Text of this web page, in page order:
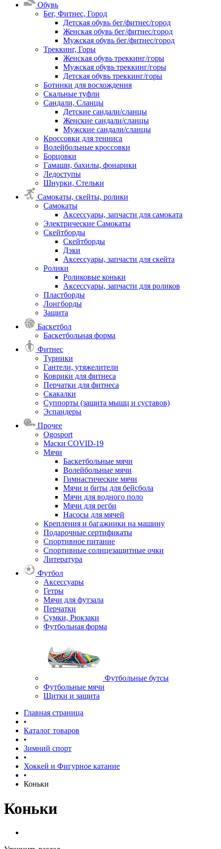
Обувь
Бег, Фитнес, Город
Детская обувь бег/фитнес/город
Женская обувь бег/фитнес/город
Мужская обувь бег/фитнес/город
Треккинг, Горы
Женская обувь треккинг/горы
Мужская обувь треккинг/горы
Детская обувь треккинг/горы
Ботинки для восхождения
Скальные туфли
Сандали, Сланцы
Детские сандали/сланцы
Женские сандали/сланцы
Мужские сандали/сланцы
Кроссовки для тенниса
Волейбольные кроссовки
Борцовки
Гамаши, бахилы, фонарики
Ледоступы
Шнурки, Стельки
Самокаты, скейты, ролики
Самокаты
Аксессуары, запчасти для самоката
Электрические Самокаты
Скейтборды
Скейтборды
Дэки
Аксессуары, запчасти для скейта
Ролики
Роликовые коньки
Аксессуары, запчасти для роликов
Пластборды
Лонгборды
Защита
Баскетбол
Баскетбольная форма
Фитнес
Турники
Гантели, утяжелители
Коврики для фитнеса
Перчатки для фитнеса
Скакалки
Суппорты (защита мышц и суставов)
Эспандеры
Прочее
Ogosport
Маски COVID-19
Мячи
Баскетбольные мячи
Волейбольные мячи
Гимнастические мячи
Мячи и биты для бейсбола
Мячи для водного поло
Мячи для регби
Насосы для мячей
Крепления и багажники на машину
Подарочные сертификаты
Спортивное питание
Спортивные солнцезащитные очки
Литература
Футбол
Аксессуары
Гетры
Мячи для футзала
Перчатки
Сумки, Рюкзаки
Футбольная форма
Футбольные бутсы
Футбольные мячи
Щитки и защита
Главная страница
•
Каталог товаров
•
Зимний спорт
•
Хоккей и Фигурное катание
•
Коньки
Коньки